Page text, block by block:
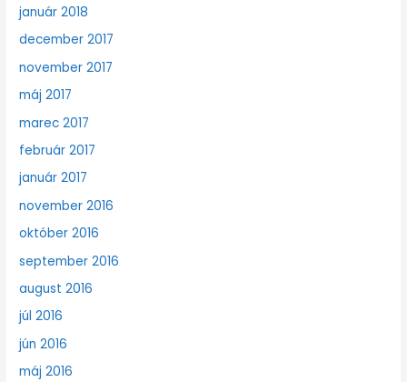
január 2018
december 2017
november 2017
máj 2017
marec 2017
február 2017
január 2017
november 2016
október 2016
september 2016
august 2016
júl 2016
jún 2016
máj 2016